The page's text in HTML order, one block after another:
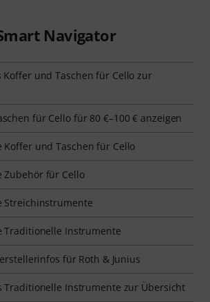
Navigator
Koffer und Taschen für Cello zur
für Cello für 80 €–100 € anzeigen
Koffer und Taschen für Cello
Zubehör für Cello
Streichinstrumente
Traditionelle Instrumente
für Roth & Junius
Traditionelle Instrumente zur Übersicht